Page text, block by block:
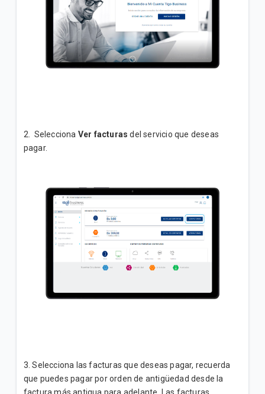
2. Selecciona Ver facturas del servicio que deseas
pagar.
3. Selecciona las facturas que deseas pagar, recuerda
que puedes pagar por orden de antigüedad desde la
factura más antigua para adelante. Las facturas